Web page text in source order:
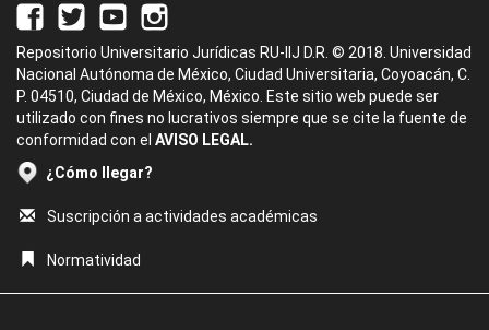
Repositorio Universitario Jurídicas RU-IIJ D.R. © 2018. Universidad
Nacional Autónoma de México, Ciudad Universitaria, Coyoacán, C.
P. 04510, Ciudad de México, México. Este sitio web puede ser
utilizado con fines no lucrativos siempre que se cite la fuente de
conformidad con el AVISO LEGAL.
¿Cómo llegar?
Suscripción a actividades académicas
Normatividad